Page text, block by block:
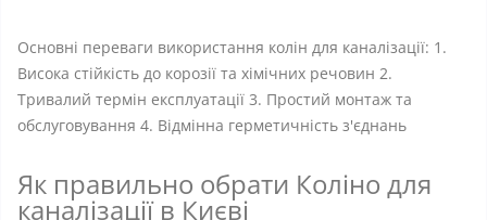
Основні переваги використання колін для каналізації: 1.
Висока стійкість до корозії та хімічних речовин 2.
Тривалий термін експлуатації 3. Простий монтаж та
обслуговування 4. Відмінна герметичність з'єднань
Як правильно обрати Коліно для
каналізації в Києві